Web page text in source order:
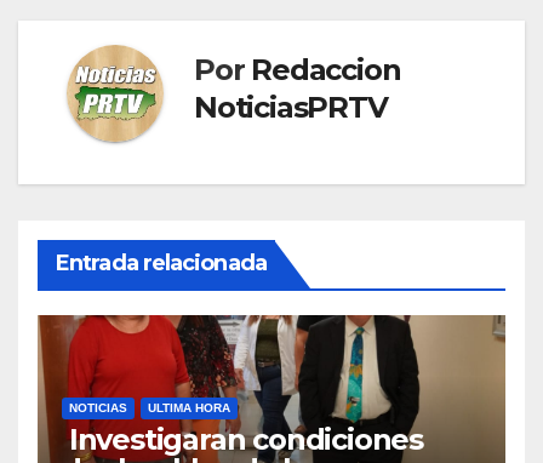
Por Redaccion
NoticiasPRTV
Entrada relacionada
NOTICIAS ULTIMA HORA
Investigaran condiciones